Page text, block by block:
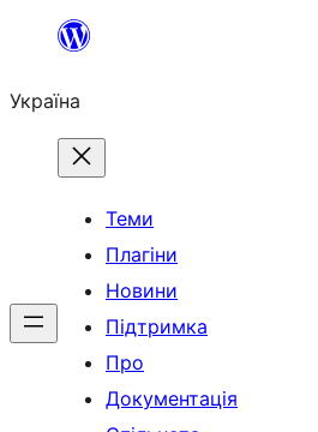
Перейти
вмісту
Україна
Теми
Плагіни
Новини
Підтримка
Про
Документація